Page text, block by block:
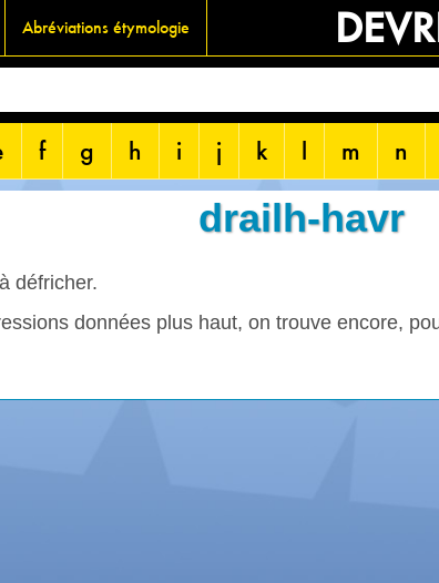
Abréviations étymologie
f g h i j k l m n
drailh-havr
défricher.
données plus haut, on trouve encore,